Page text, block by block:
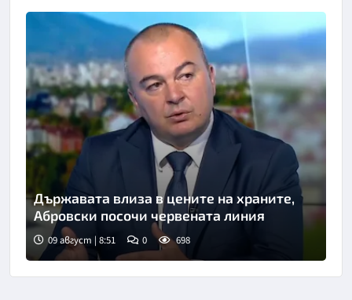
Снимка: БНТ
Държавата влиза в цените на храните,
Абровски посочи червената линия
09 август | 8:51 0 698